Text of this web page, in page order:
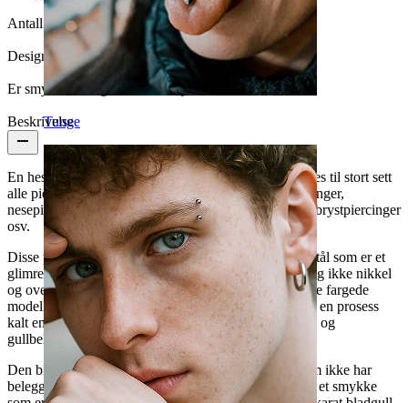
Tunge
Antall enheter:1
Design:Enkel
Er smykket belagt?: Ja, hele smykket
Beskrivelse
En hestesko kalles også for en horseshoe og kan brukes til stort sett
alle piercinger, som f.eks. i ørepiercinger, tragus piercinger,
nesepiercinger, leppepiercinger, øyenbrynspiercinger, brystpiercinger
osv.
Disse piercingsmykker er alle laget av ekte kirurgisk stål som er et
glimrende smykkemateriale. Kirurgisk stål frigir nemlig ikke nikkel
og overholder alle EU's regler for piercingsmykker. De fargede
modellene har alle fått deres flotte belegg ved hjelp av en prosess
kalt en anodisering. Det eneste unntaket er den blanke og
gullbelagte modellen.
Den blanke versjonen er i høypolert kirurgisk stål, som ikke har
belegg. Velger du modellen med gullbelegg mottar du et smykke